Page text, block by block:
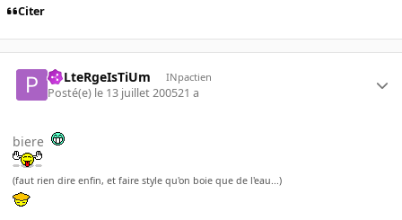
Citer
PoLteRgeIsTiUm INpactien
Posté(e) le 13 juillet 200521 a
biere
(faut rien dire enfin, et faire style qu'on boie que de l'eau...)